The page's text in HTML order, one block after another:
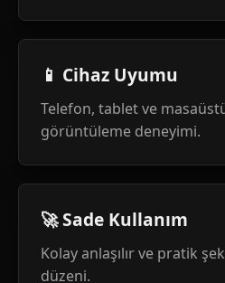
📱 Cihaz Uyumu
Telefon, tablet ve
görüntüleme deneyimi.
🚀 Sade Kullanım
Kolay anlaşılır ve pratik
düzeni.